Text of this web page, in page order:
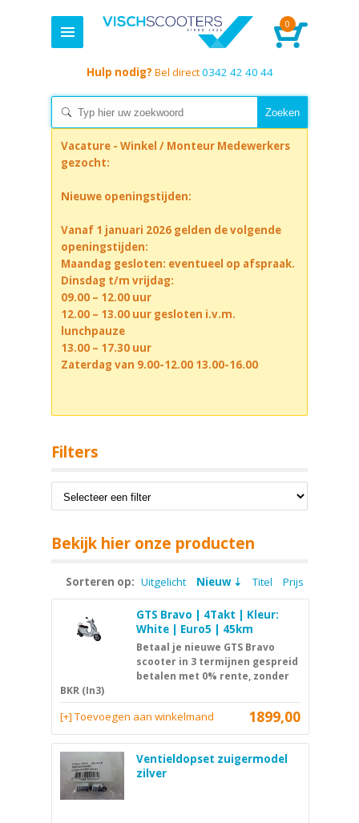
0
Hulp nodig? Bel direct0342 42 40 44
Vacature - Winkel / Monteur Medewerkers
gezocht:
Nieuwe openingstijden:
Vanaf 1 januari 2026 gelden de volgende
openingstijden:
Maandag gesloten: eventueel op afspraak.
Dinsdag t/m vrijdag:
09.00 – 12.00 uur
12.00 – 13.00 uur gesloten i.v.m.
lunchpauze
13.00 – 17.30 uur
Zaterdag van 9.00-12.00 13.00-16.00
Filters
Bekijk hier onze producten
Sorteren op: Uitgelicht Nieuw Titel Prijs
GTS Bravo | 4Takt | Kleur:
White | Euro5 | 45km
Betaal je nieuwe GTS Bravo
scooter in 3 termijnen gespreid
betalen met 0% rente, zonder
BKR (In3)
1899,00
[+] Toevoegen aan winkelmand
Ventieldopset zuigermodel
zilver